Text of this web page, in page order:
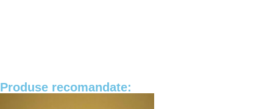
Produse recomandate: